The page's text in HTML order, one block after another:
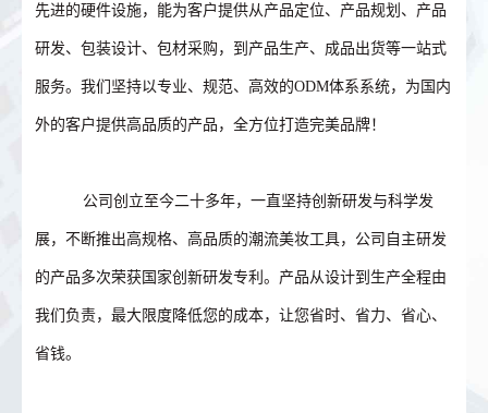
先进的硬件设施，能为客户提供从产品定位、产品规划、产品
研发、包装设计、包材采购，到产品生产、成品出货等一站式
服务。我们坚持以专业、规范、高效的ODM体系系统，为国内
外的客户提供高品质的产品，全方位打造完美品牌！
公司创立至今二十多年，一直坚持创新研发与科学发
展，不断推出高规格、高品质的潮流美妆工具，公司自主研发
的产品多次荣获国家创新研发专利。产品从设计到生产全程由
我们负责，最大限度降低您的成本，让您省时、省力、省心、
省钱。